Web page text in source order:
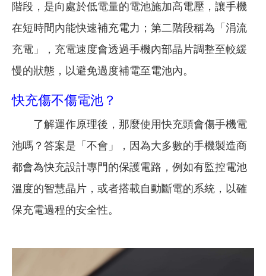
階段，是向處於低電量的電池施加高電壓，讓手機
在短時間內能快速補充電力；第二階段稱為「涓流
充電」，充電速度會透過手機內部晶片調整至較緩
慢的狀態，以避免過度補電至電池內。
快充傷不傷電池？
了解運作原理後，那麼使用快充頭會傷手機電
池嗎？答案是「不會」，因為大多數的手機製造商
都會為快充設計專門的保護電路，例如有監控電池
溫度的智慧晶片，或者搭載自動斷電的系統，以確
保充電過程的安全性。